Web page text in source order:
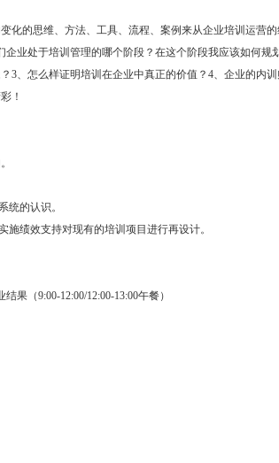
化的思维、方法、工具、流程、案例来从企业培训运营
业处于培训管理的哪个阶段？在这个阶段我应该如何规
3、怎么样证明培训在企业中真正的价值？4、企业的内
！
统的认识。
施绩效支持对现有的培训项目进行再设计。
果（9:00-12:00/12:00-13:00午餐）